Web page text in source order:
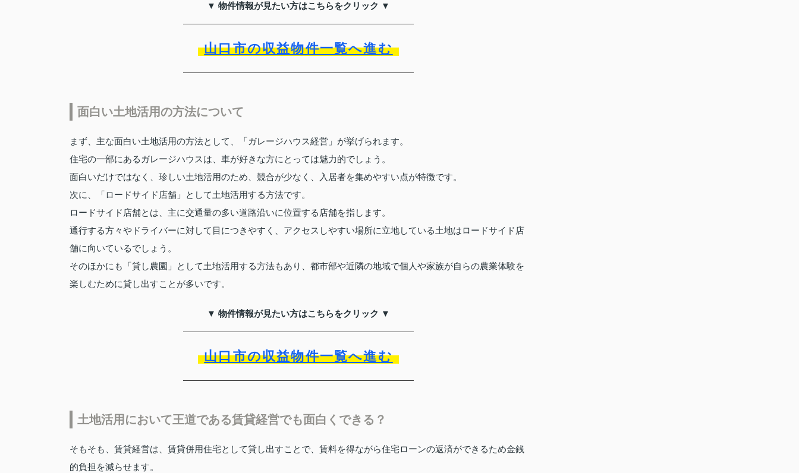
▼ 物件情報が見たい方はこちらをクリック ▼
山口市の収益物件一覧へ進む
面白い土地活用の方法について
まず、主な面白い土地活用の方法として、「ガレージハウス経営」が挙げられます。
住宅の一部にあるガレージハウスは、車が好きな方にとっては魅力的でしょう。
面白いだけではなく、珍しい土地活用のため、競合が少なく、入居者を集めやすい点が特徴です。
次に、「ロードサイド店舗」として土地活用する方法です。
ロードサイド店舗とは、主に交通量の多い道路沿いに位置する店舗を指します。
通行する方々やドライバーに対して目につきやすく、アクセスしやすい場所に立地している土地はロードサイド店
舗に向いているでしょう。
そのほかにも「貸し農園」として土地活用する方法もあり、都市部や近隣の地域で個人や家族が自らの農業体験を
楽しむために貸し出すことが多いです。
▼ 物件情報が見たい方はこちらをクリック ▼
山口市の収益物件一覧へ進む
土地活用において王道である賃貸経営でも面白くできる？
そもそも、賃貸経営は、賃貸併用住宅として貸し出すことで、賃料を得ながら住宅ローンの返済ができるため金銭
的負担を減らせます。